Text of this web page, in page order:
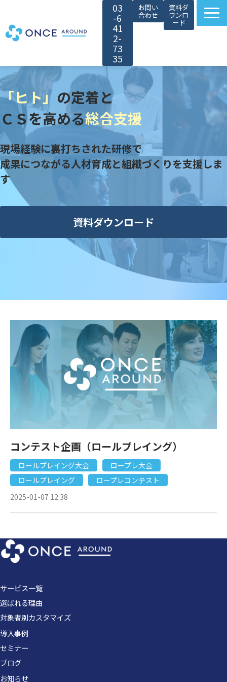
03
-6
41
2-
73
35
お問い
合わせ
資料ダ
ウンロ
ード
選ばれる理由
サービス紹介
対象者別カスタマイズ
導入事例
無料セミナー
お役立ち情報
会社情報
採用情報
「ヒト」 の定着と
ＣＳを高める総合支援
現場経験に裏打ちされた研修で
成果につながる人材育成と組織づくりを支援しま
す
資料ダウンロード
コンテスト企画（ロールプレイング）
ロールプレイング大会
ロープレ大会
ロールプレイング
ロープレコンテスト
2025-01-07 12:38
サービス一覧
選ばれる理由
対象者別カスタマイズ
導入事例
セミナー
ブログ
お知らせ